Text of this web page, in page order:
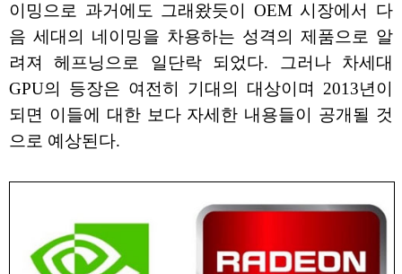
이밍으로 과거에도 그래왔듯이 OEM 시장에서 다
음 세대의 네이밍을 차용하는 성격의 제품으로 알
려져 헤프닝으로 일단락 되었다. 그러나 차세대
GPU의 등장은 여전히 기대의 대상이며 2013년이
되면 이들에 대한 보다 자세한 내용들이 공개될 것
으로 예상된다.